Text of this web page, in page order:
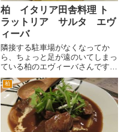
柏 イタリア田舎料理 ト
ラットリア サルタ エヴ
ィーバ
隣接する駐車場がなくなってか
ら、ちょっと足が遠のいてしまっ
ている柏のエヴィーバさんです。
近くのバス通りには、コインパー
キングたくさんあるし、駅からち
ょっと離れているのでそんなに高
くありませんから、上手に利用し
ましょう。 本日のフリッ
ト。...
柏